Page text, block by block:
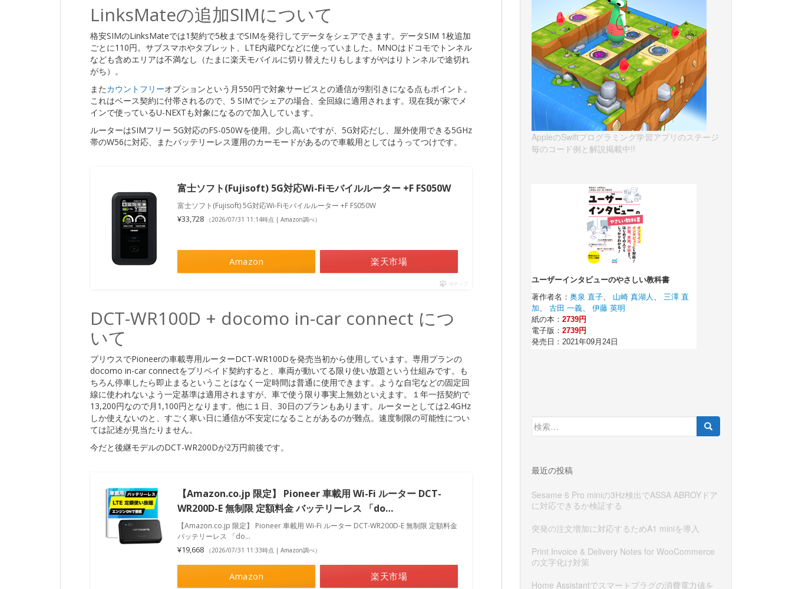
LinksMateの追加SIMについて
格安SIMのLinksMateでは1契約で5枚までSIMを発行してデータをシェアできます。データSIM 1枚追加
ごとに110円。サブスマホやタブレット、LTE内蔵PCなどに使っていました。MNOはドコモでトンネル
なども含めエリアは不満なし（たまに楽天モバイルに切り替えたりもしますがやはりトンネルで途切れ
がち）。
またカウントフリーオプションという月550円で対象サービスとの通信が9割引きになる点もポイント。
これはベース契約に付帯されるので、5 SIMでシェアの場合、全回線に適用されます。現在我が家でメ
インで使っているU-NEXTも対象になるので加入しています。
ルーターはSIMフリー 5G対応のFS-050Wを使用。少し高いですが、5G対応だし、屋外使用できる5GHz
帯のW56に対応、またバッテリーレス運用のカーモードがあるので車載用としてはうってつけです。
富士ソフト(Fujisoft) 5G対応Wi-Fiモバイルルーター +F FS050W
富士ソフト(Fujisoft) 5G対応Wi-Fiモバイルルーター +F FS050W
¥33,728 （2026/07/31 11:14時点 | Amazon調べ）
Amazon 楽天市場
ポチップ
DCT-WR100D + docomo in-car connect につ
いて
プリウスでPioneerの車載専用ルーターDCT-WR100Dを発売当初から使用しています。専用プランの
docomo in-car connectをプリペイド契約すると、車両が動いてる限り使い放題という仕組みです。も
ちろん停車したら即止まるということはなく一定時間は普通に使用できます。ような自宅などの固定回
線に使われないよう一定基準は適用されますが、車で使う限り事実上無効といえます。１年一括契約で
13,200円なので月1,100円となります。他に１日、30日のプランもあります。ルーターとしては2.4GHz
しか使えないのと、すごく寒い日に通信が不安定になることがあるのが難点。速度制限の可能性につい
ては記述が見当たりません。
今だと後継モデルのDCT-WR200Dが2万円前後です。
【Amazon.co.jp 限定】 Pioneer 車載用 Wi-Fi ルーター DCT-
WR200D-E 無制限 定額料金 バッテリーレス 「do…
【Amazon.co.jp 限定】 Pioneer 車載用 Wi-Fi ルーター DCT-WR200D-E 無制限 定額料金
バッテリーレス 「do…
¥19,668 （2026/07/31 11:33時点 | Amazon調べ）
Amazon 楽天市場
AppleのSwiftプログラミング学習アプリのステージ
毎のコード例と解説掲載中!!
検
索:
最近の投稿
Sesame 6 Pro miniの3Hz検出でASSA ABROYドア
に対応できるか検証する
突発の注文増加に対応するためA1 miniを導入
Print Invoice & Delivery Notes for WooCommerce
の文字化け対策
Home Assistantでスマートプラグの消費電力値を